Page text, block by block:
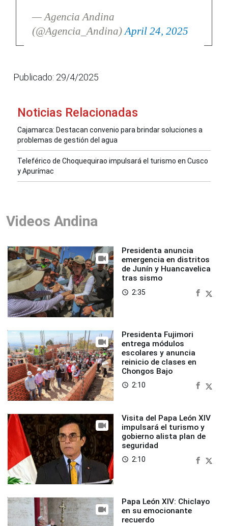
— Agencia Andina
(@Agencia_Andina) April 24, 2025
Publicado: 29/4/2025
Noticias Relacionadas
Cajamarca: Destacan convenio para brindar soluciones a
problemas de gestión del agua
Teleférico de Choquequirao impulsará el turismo en Cusco
y Apurímac
Videos Andina
Presidenta anuncia
emergencia en distritos
de Junín y Huancavelica
tras sismo
access_time 2:35
Presidenta Fujimori
entrega módulos
escolares y anuncia
reinicio de clases en
Chongos Bajo
access_time 2:10
Visita del Papa León XIV
impulsará el turismo y
gobierno alista plan de
seguridad
access_time 2:10
Papa León XIV: Chiclayo
en su emocionante
recuerdo